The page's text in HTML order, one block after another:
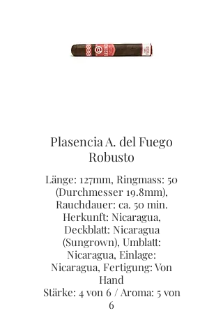
Plasencia A. del Fuego
Robusto
Länge: 127mm, Ringmass: 50
(Durchmesser 19.8mm),
Rauchdauer: ca. 50 min.
Herkunft: Nicaragua,
Deckblatt: Nicaragua
(Sungrown), Umblatt:
Nicaragua, Einlage:
Nicaragua, Fertigung: Von
Hand
Stärke: 4 von 6 / Aroma: 5 von
6